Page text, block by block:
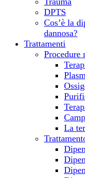
DPTS
Cos’è la
dannosa?
Trattamenti
Procedure
La